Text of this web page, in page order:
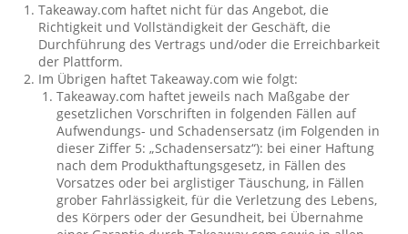
Takeaway.com haftet nicht für das Angebot, die
Richtigkeit und Vollständigkeit der Geschäft, die
Durchführung des Vertrags und/oder die Erreichbarkeit
der Plattform.
Im Übrigen haftet Takeaway.com wie folgt:
Takeaway.com haftet jeweils nach Maßgabe der
gesetzlichen Vorschriften in folgenden Fällen auf
Aufwendungs- und Schadensersatz (im Folgenden in
dieser Ziffer 5: „Schadensersatz“): bei einer Haftung
nach dem Produkthaftungsgesetz, in Fällen des
Vorsatzes oder bei arglistiger Täuschung, in Fällen
grober Fahrlässigkeit, für die Verletzung des Lebens,
des Körpers oder der Gesundheit, bei Übernahme